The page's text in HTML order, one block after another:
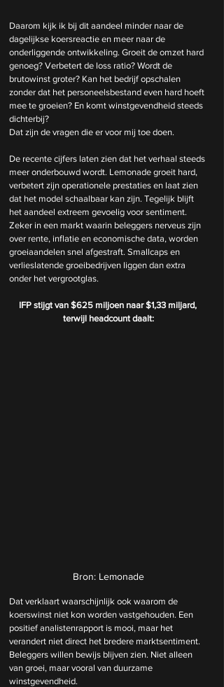
Daarom kijk ik bij dit aandeel minder naar de
dagelijkse koersreactie en meer naar de
onderliggende ontwikkeling. Groeit de omzet hard
genoeg? Verbetert de loss ratio? Wordt de
brutowinst groter? Kan het bedrijf opschalen
zonder dat het personeelsbestand even hard hoeft
mee te groeien? En komt winstgevendheid steeds
dichterbij?
Dat zijn de vragen die er voor mij toe doen.
De recente cijfers laten zien dat het verhaal steeds
meer onderbouwd wordt. Lemonade groeit hard,
verbetert zijn operationele prestaties en laat zien
dat het model schaalbaar kan zijn. Tegelijk blijft
het aandeel extreem gevoelig voor sentiment.
Zeker in een markt waarin beleggers nerveus zijn
over rente, inflatie en economische data, worden
groeiaandelen snel afgestraft. Smallcaps en
verlieslatende groeibedrijven liggen dan extra
onder het vergrootglas.
IFP stijgt van $625 miljoen naar $1,33 miljard,
terwijl headcount daalt:
Bron: Lemonade
Dat verklaart waarschijnlijk ook waarom de
koerswinst niet kon worden vastgehouden. Een
positief analistenrapport is mooi, maar het
verandert niet direct het bredere marktsentiment.
Beleggers willen bewijs blijven zien. Niet alleen
van groei, maar vooral van duurzame
winstgevendheid.